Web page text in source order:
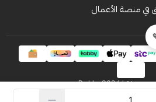
| 2026
Rakla